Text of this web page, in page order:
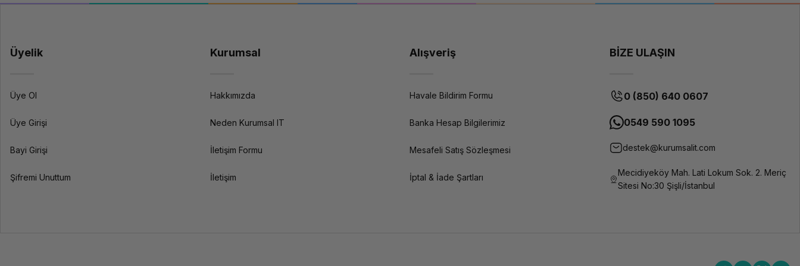
Üyelik
Üye Ol
Üye Girişi
Bayi Girişi
Şifremi Unuttum
Kurumsal
Hakkımızda
Neden Kurumsal IT
İletişim Formu
İletişim
Alışveriş
Havale Bildirim Formu
Banka Hesap Bilgilerimiz
Mesafeli Satış Sözleşmesi
İptal & İade Şartları
BİZE ULAŞIN
0 (850) 640 0607
0549 590 1095
destek@kurumsalit.com
Mecidiyeköy Mah. Lati Lokum Sok. 2. Meriç
Sitesi No:30 Şişli/İstanbul